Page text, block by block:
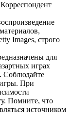
Images, строго
для
играх
Соблюдайте
При
Помните, что
источником